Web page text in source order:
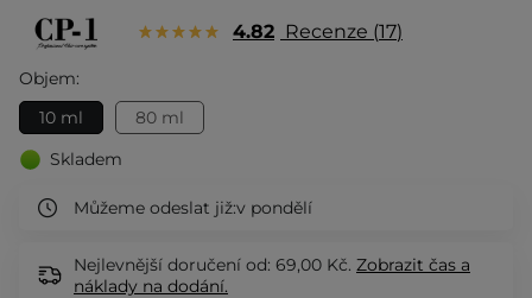
4.82 Recenze 17
Objem:
10 ml
80 ml
Skladem
Můžeme odeslat již:v pondělí
Nejlevnější doručení od: 69,00 Kč. Zobrazit čas a
náklady na dodání.